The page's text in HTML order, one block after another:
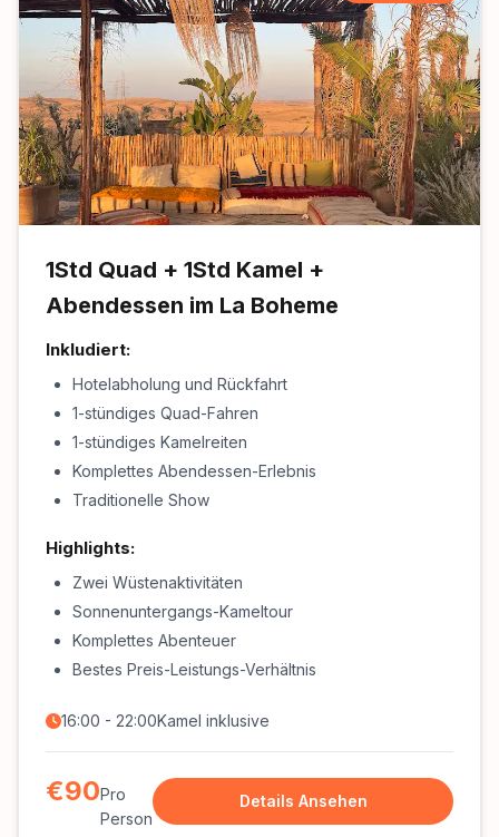
1Std Quad + 1Std Kamel +
Abendessen im La Boheme
Inkludiert:
Hotelabholung und Rückfahrt
1-stündiges Quad-Fahren
1-stündiges Kamelreiten
Komplettes Abendessen-Erlebnis
Traditionelle Show
Highlights:
Zwei Wüstenaktivitäten
Sonnenuntergangs-Kameltour
Komplettes Abenteuer
Bestes Preis-Leistungs-Verhältnis
16:00 - 22:00Kamel inklusive
€90Pro
Person
Details Ansehen